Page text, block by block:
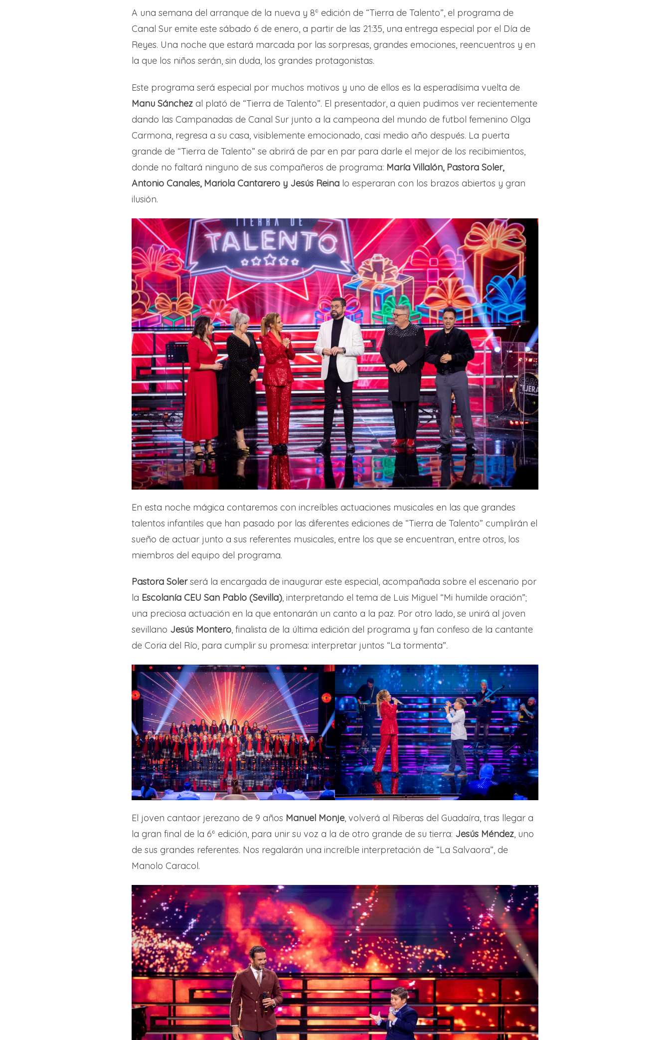
A una semana del arranque de la nueva y 8ª edición de “Tierra de Talento”, el programa de
Canal Sur emite este sábado 6 de enero, a partir de las 21:35, una entrega especial por el Día de
Reyes. Una noche que estará marcada por las sorpresas, grandes emociones, reencuentros y en
la que los niños serán, sin duda, los grandes protagonistas.
Este programa será especial por muchos motivos y uno de ellos es la esperadísima vuelta de
Manu Sánchezal plató de “Tierra de Talento”. El presentador, a quien pudimos ver recientemente
dando las Campanadas de Canal Sur junto a la campeona del mundo de futbol femenino Olga
Carmona, regresa a su casa, visiblemente emocionado, casi medio año después. La puerta
grande de “Tierra de Talento” se abrirá de par en par para darle el mejor de los recibimientos,
donde no faltará ninguno de sus compañeros de programa: María Villalón, Pastora Soler,
Antonio Canales, Mariola Cantarero y Jesús Reinalo esperaran con los brazos abiertos y gran
ilusión.
En esta noche mágica contaremos con increíbles actuaciones musicales en las que grandes
talentos infantiles que han pasado por las diferentes ediciones de “Tierra de Talento” cumplirán el
sueño de actuar junto a sus referentes musicales, entre los que se encuentran, entre otros, los
miembros del equipo del programa.
Pastora Solerserá la encargada de inaugurar este especial, acompañada sobre el escenario por
la Escolanía CEU San Pablo (Sevilla), interpretando el tema de Luis Miguel “Mi humilde oración”;
una preciosa actuación en la que entonarán un canto a la paz. Por otro lado, se unirá al joven
sevillano Jesús Montero, finalista de la última edición del programa y fan confeso de la cantante
de Coria del Río, para cumplir su promesa: interpretar juntos “La tormenta”.
El joven cantaor jerezano de 9 años Manuel Monje, volverá al Riberas del Guadaíra, tras llegar a
la gran final de la 6ª edición, para unir su voz a la de otro grande de su tierra: Jesús Méndez, uno
de sus grandes referentes. Nos regalarán una increíble interpretación de “La Salvaora”, de
Manolo Caracol.